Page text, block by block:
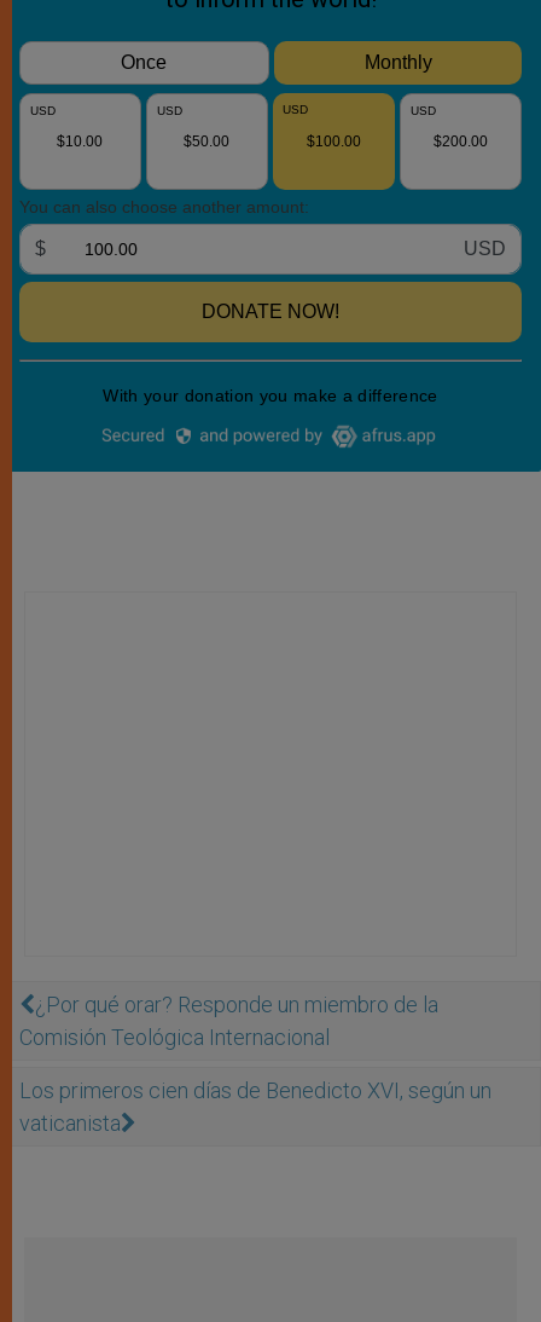
¿Por qué orar? Responde un miembro de la
Comisión Teológica Internacional
Los primeros cien días de Benedicto XVI, según un
vaticanista